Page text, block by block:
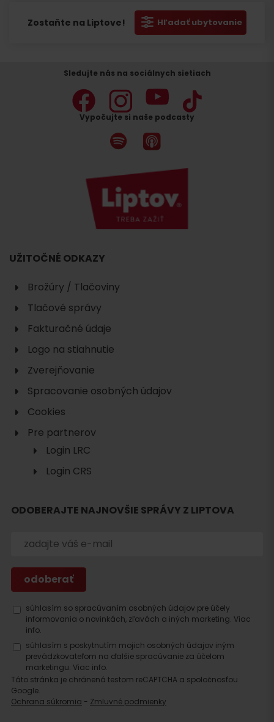
Zostaňte na Liptove! Hľadať ubytovanie
Hľadať
Sledujte nás na sociálnych sietiach
Vypočujte si naše podcasty
UŽITOČNÉ ODKAZY
Brožúry / Tlačoviny
Tlačové správy
Fakturačné údaje
Logo na stiahnutie
Zverejňovanie
Spracovanie osobných údajov
Cookies
Pre partnerov
Login LRC
Login CRS
ODOBERAJTE NAJNOVŠIE SPRÁVY Z LIPTOVA
súhlasím so spracúvaním osobných údajov pre účely
informovania o novinkách, zľavách a iných marketing. Viac
info.
súhlasím s poskytnutím mojich osobných údajov iným
prevádzkovateľom na ďalšie spracúvanie za účelom
marketingu. Viac info.
Táto stránka je chránená testom reCAPTCHA a spoločnosťou
Google.
Ochrana súkromia - Zmluvné podmienky